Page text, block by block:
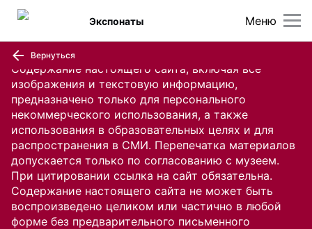
Содержание настоящего сайта, включая все
изображения и текстовую информацию,
предназначено только для персонального
некоммерческого использования, а также
использования в образовательных целях и для
распространения в СМИ. Перепечатка материалов
допускается только по согласованию с музеем.
При цитировании ссылка на сайт обязательна.
Содержание настоящего сайта не может быть
воспроизведено целиком или частично в любой
форме без предварительного письменного
Меню
Экспонаты
Вернуться